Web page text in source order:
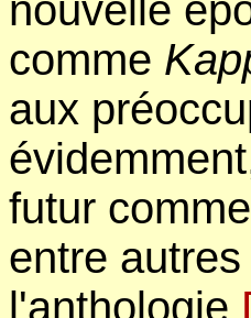
nouvelle
comme
aux
futur
entre
l'anthologie